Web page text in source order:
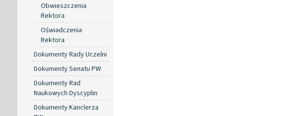
Obwieszczenia
Rektora
Oświadczenia
Rektora
Dokumenty Rady Uczelni
Dokumenty Senatu PW
Dokumenty Rad
Naukowych Dyscyplin
Dokumenty Kanclerza